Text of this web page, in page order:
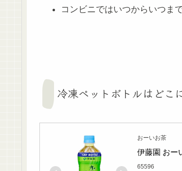
コンビニではいつからいつま
冷凍ペットボトルはどこ
おーいお茶
伊藤園 おー
65596